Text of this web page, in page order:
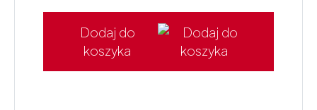
Dodaj do
koszyka